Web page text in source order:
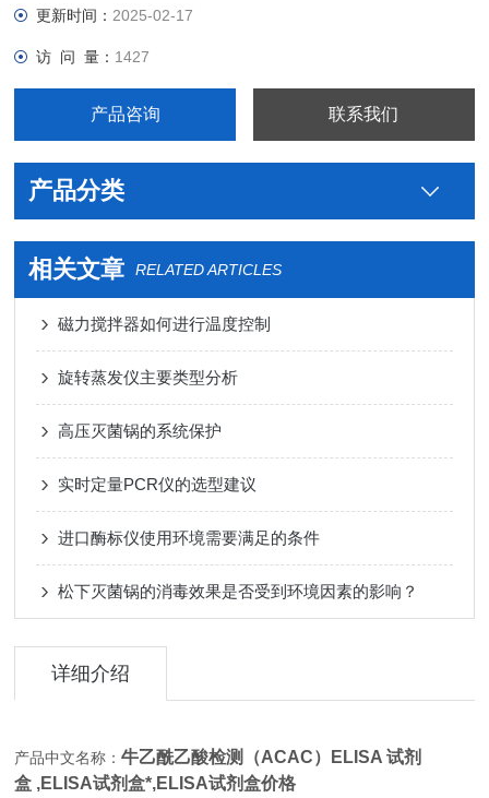
更新时间： 2025-02-17
访 问 量： 1427
产品咨询 联系我们
产品分类
相关文章 RELATED ARTICLES
磁力搅拌器如何进行温度控制
旋转蒸发仪主要类型分析
高压灭菌锅的系统保护
实时定量PCR仪的选型建议
进口酶标仪使用环境需要满足的条件
松下灭菌锅的消毒效果是否受到环境因素的影响？
详细介绍
产品中文名称：牛乙酰乙酸检测（ACAC）ELISA 试剂
盒 ,ELISA试剂盒*,ELISA试剂盒价格